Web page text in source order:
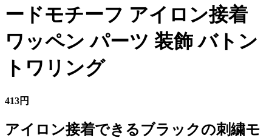
ードモチーフ アイロン接着
ワッペン パーツ 装飾 バトン
トワリング
413円
アイロン接着できるブラックの刺繍モ